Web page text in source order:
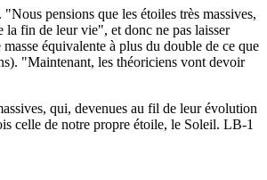
pensions que les étoiles très massives,
la fin de leur vie", et donc ne pas laisser
équivalente à plus du double de ce que
"Maintenant, les théoriciens vont devoir
qui, devenues au fil de leur évolution
celle de notre propre étoile, le Soleil. LB-1